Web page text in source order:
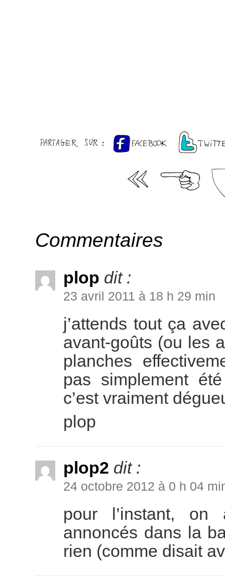
Commentaires
plop dit :
23 avril 2011 à 18 h 29 min
j’attends tout ça
avant-goûts (ou les
planches
pas simplement
c’est vraiment
plop
plop2 dit :
24 octobre 2012 à 0 h 04
pour l’instant,
annoncés dans la
rien (comme disait